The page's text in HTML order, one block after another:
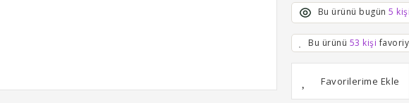
Bu ürünü bugün 5 kişi
Bu ürünü 53 kişi